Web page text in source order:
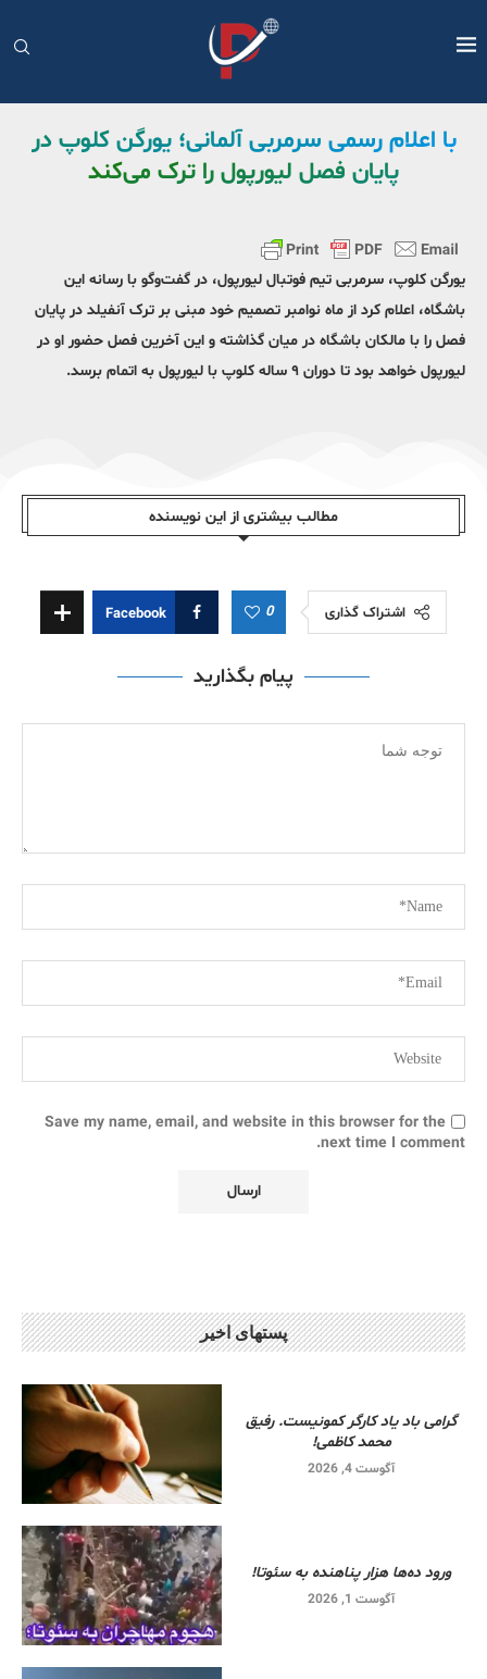
با اعلام رسمی سرمربی آلمانی؛ یورگن کلوپ در
پایان فصل لیورپول را ترک می‌کند
یورگن کلوپ، سرمربی تیم فوتبال لیورپول، در گفت‌وگو با رسانه این
باشگاه، اعلام کرد از ماه نوامبر تصمیم خود مبنی بر ترک آنفیلد در پایان
فصل را با مالکان باشگاه در میان گذاشته و این آخرین فصل حضور او در
لیورپول خواهد بود تا دوران ۹ ساله کلوپ با لیورپول به اتمام برسد.
مطالب بیشتری از این نویسندە
اشتراک گذاری 0
Facebook
پیام بگذارید
Save my name, email, and website in this browser for the
next time I comment.
پستهای اخیر
گرامی باد یاد کارگر کمونیست. رفیق
محمد کاظمی!
آگوست 4, 2026
ورود ده‌ها هزار پناهنده به سئوتا!
آگوست 1, 2026